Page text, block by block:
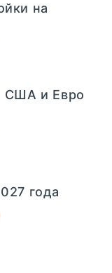
На 4
-
1013
на
США и Евро
года